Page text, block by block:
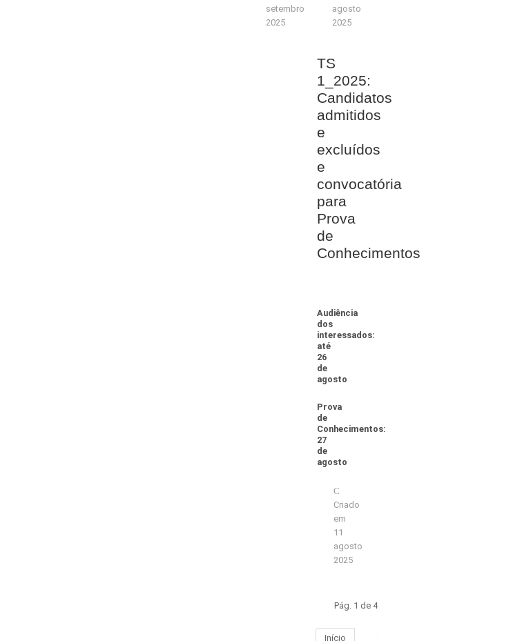
setembro
2025
agosto
2025
TS
1_2025:
Candidatos
admitidos
e
excluídos
e
convocatória
para
Prova
de
Conhecimentos
Audiência
dos
interessados:
até
26
de
agosto
Prova
de
Conhecimentos:
27
de
agosto
Criado
em
11
agosto
2025
Pág. 1 de 4
Início